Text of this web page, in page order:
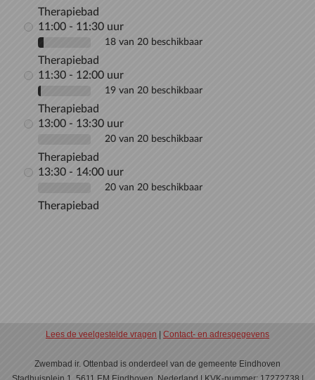
Therapiebad
11:00 - 11:30 uur
18 van 20 beschikbaar
Therapiebad
11:30 - 12:00 uur
19 van 20 beschikbaar
Therapiebad
13:00 - 13:30 uur
20 van 20 beschikbaar
Therapiebad
13:30 - 14:00 uur
20 van 20 beschikbaar
Therapiebad
Lees de veelgestelde vragen Contact- en adresgegevens
Zwembad ir. Ottenbad is onderdeel van de gemeente Eindhoven